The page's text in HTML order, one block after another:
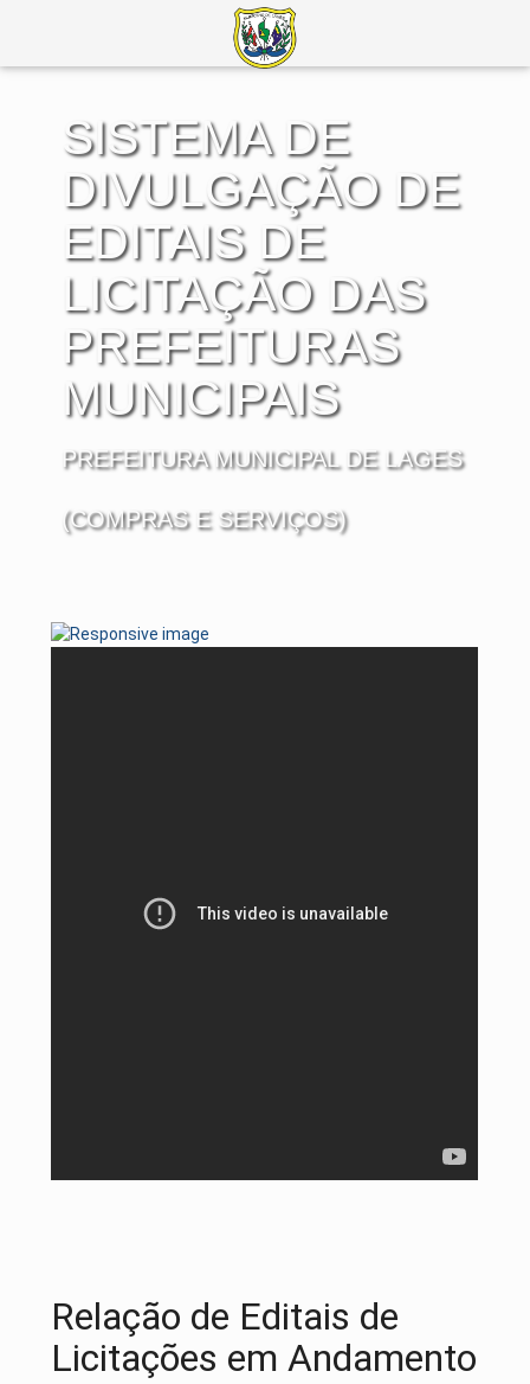
SISTEMA DE
DIVULGAÇÃO DE
EDITAIS DE
LICITAÇÃO DAS
PREFEITURAS
MUNICIPAIS
PREFEITURA MUNICIPAL DE LAGES
(COMPRAS E SERVIÇOS)
Relação de Editais de
Licitações em Andamento